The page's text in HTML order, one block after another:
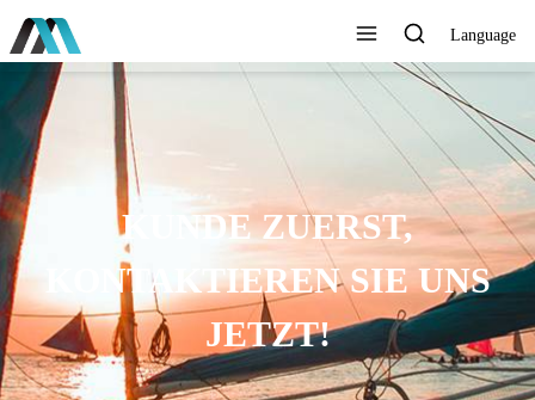
Language
KUNDE ZUERST,
KONTAKTIEREN SIE UNS
JETZT!